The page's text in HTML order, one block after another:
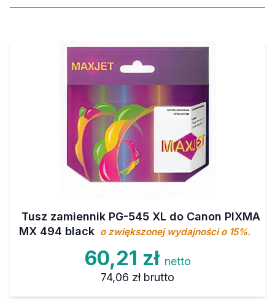
Tusz zamiennik PG-545 XL do Canon PIXMA
MX 494 black o zwiększonej wydajności o 15%.
60,21 zł netto
74,06 zł brutto